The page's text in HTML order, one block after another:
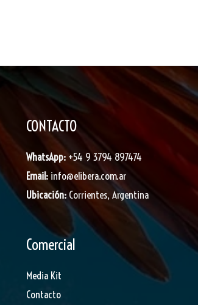
CONTACTO
WhatsApp: +54 9 3794 897474
Email: info@elibera.com.ar
Ubicación: Corrientes, Argentina
Comercial
Media Kit
Contacto